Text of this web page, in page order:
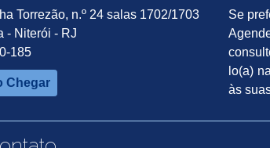
Torrezão, n.º 24 salas 1702/1703
- Niterói - RJ
185
Chegar
Se
lo(a)
às